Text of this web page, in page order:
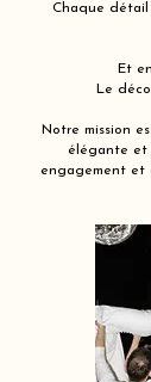
Chaque détail
Et
Le
Notre mission
élégante et
engagement et